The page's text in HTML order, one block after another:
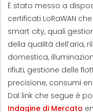
È stato messo a
certificati LoRaWAN
smart city, quali
della qualità dell’aria,
domestica,
rifiuti, gestione delle
precisione, consumi
Dal link che segue è
Indagine di Mercato